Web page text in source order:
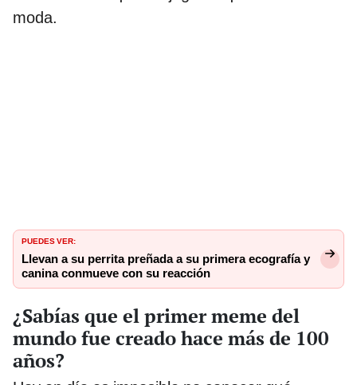
moda.
PUEDES VER:
Llevan a su perrita preñada a su primera ecografía y
canina conmueve con su reacción
¿Sabías que el primer meme del
mundo fue creado hace más de 100
años?